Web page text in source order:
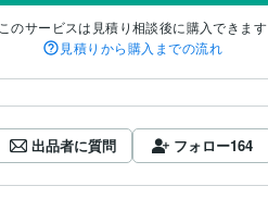
このサービスは見積り相談後に購入できます
見積りから購入までの流れ
出品者に質問 フォロー164